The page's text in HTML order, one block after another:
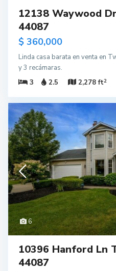
12138 Waywood
44087
$ 360,000
Linda casa barata en venta en
y 3 recámaras.
3
2.5 2,278 ft2
6
10396 Hanford Ln
44087